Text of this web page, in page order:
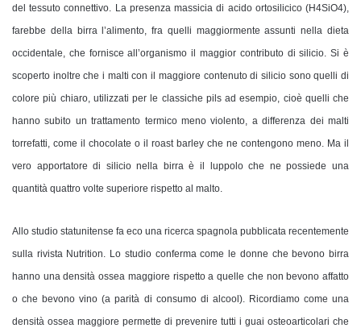
del tessuto connettivo. La presenza massicia di acido ortosilicico (H4SiO4),
farebbe della birra l’alimento, fra quelli maggiormente assunti nella dieta
occidentale, che fornisce all’organismo il maggior contributo di silicio. Si è
scoperto inoltre che i malti con il maggiore contenuto di silicio sono quelli di
colore più chiaro, utilizzati per le classiche pils ad esempio, cioè quelli che
hanno subito un trattamento termico meno violento, a differenza dei malti
torrefatti, come il chocolate o il roast barley che ne contengono meno. Ma il
vero apportatore di silicio nella birra è il luppolo che ne possiede una
quantità quattro volte superiore rispetto al malto.
Allo studio statunitense fa eco una ricerca spagnola pubblicata recentemente
sulla rivista Nutrition. Lo studio conferma come le donne che bevono birra
hanno una densità ossea maggiore rispetto a quelle che non bevono affatto
o che bevono vino (a parità di consumo di alcool). Ricordiamo come una
densità ossea maggiore permette di prevenire tutti i guai osteoarticolari che